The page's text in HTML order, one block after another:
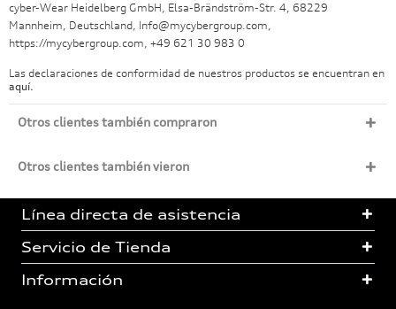
cyber-Wear Heidelberg GmbH, Elsa-Brändström-Str. 4, 68229
Mannheim, Deutschland, Info@mycybergroup.com,
https://mycybergroup.com, +49 621 30 983 0
Las declaraciones de conformidad de nuestros productos se encuentran en
aquí.
Otros clientes también compraron
Otros clientes también vieron
Línea directa de asistencia
Servicio de Tienda
Información